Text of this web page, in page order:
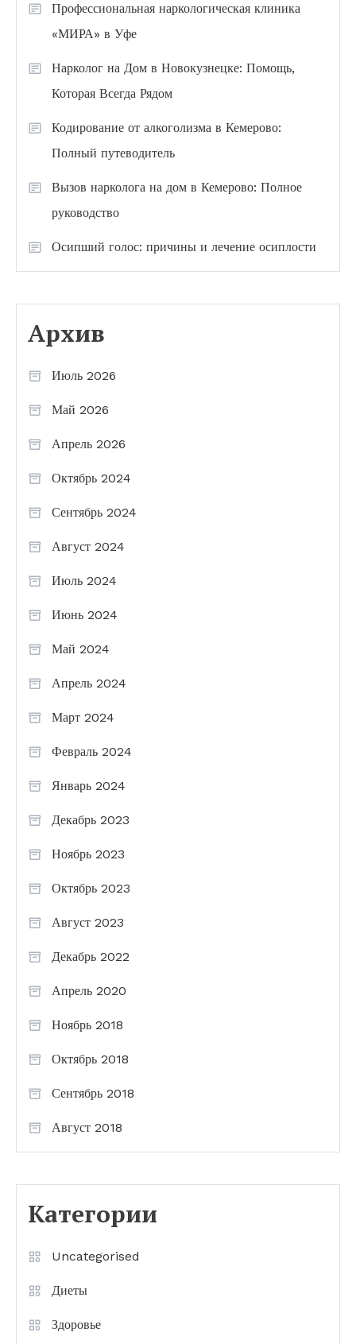
Профессиональная наркологическая клиника
«МИРА» в Уфе
Нарколог на Дом в Новокузнецке: Помощь,
Которая Всегда Рядом
Кодирование от алкоголизма в Кемерово:
Полный путеводитель
Вызов нарколога на дом в Кемерово: Полное
руководство
Осипший голос: причины и лечение осиплости
Архив
Июль 2026
Май 2026
Апрель 2026
Октябрь 2024
Сентябрь 2024
Август 2024
Июль 2024
Июнь 2024
Май 2024
Апрель 2024
Март 2024
Февраль 2024
Январь 2024
Декабрь 2023
Ноябрь 2023
Октябрь 2023
Август 2023
Декабрь 2022
Апрель 2020
Ноябрь 2018
Октябрь 2018
Сентябрь 2018
Август 2018
Категории
Uncategorised
Диеты
Здоровье